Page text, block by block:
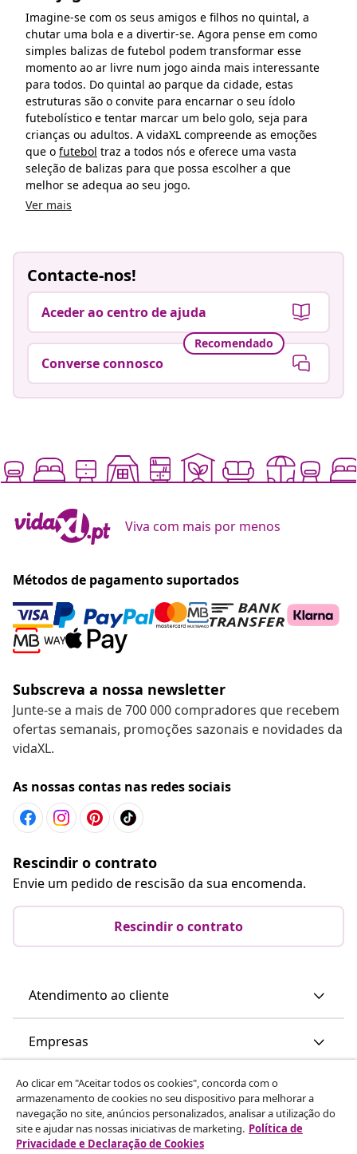
Imagine-se com os seus amigos e filhos no quintal, a
chutar uma bola e a divertir-se. Agora pense em como
simples balizas de futebol podem transformar esse
momento ao ar livre num jogo ainda mais interessante
para todos. Do quintal ao parque da cidade, estas
estruturas são o convite para encarnar o seu ídolo
futebolístico e tentar marcar um belo golo, seja para
crianças ou adultos. A vidaXL compreende as emoções
que o futebol traz a todos nós e oferece uma vasta
seleção de balizas para que possa escolher a que
melhor se adequa ao seu jogo.
Ver mais
Contacte-nos!
Aceder ao centro de ajuda
Recomendado
Converse connosco
Viva com mais por menos
Métodos de pagamento suportados
Subscreva a nossa newsletter
Junte-se a mais de 700 000 compradores que recebem
ofertas semanais, promoções sazonais e novidades da
vidaXL.
As nossas contas nas redes sociais
Rescindir o contrato
Envie um pedido de rescisão da sua encomenda.
Rescindir o contrato
Atendimento ao cliente
Empresas
vidaXL
Descubra mais
Ao clicar em "Aceitar todos os cookies", concorda com o
armazenamento de cookies no seu dispositivo para melhorar a
navegação no site, anúncios personalizados, analisar a utilização do
site e ajudar nas nossas iniciativas de marketing. Política de
Privacidade e Declaração de Cookies